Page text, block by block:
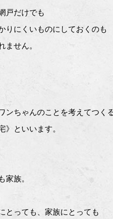
戸だけでも
りにくいものにしておくのも
ません。
ンちゃんのことを考えてつく
》といいます。
家族。
とっても、家族にとっても